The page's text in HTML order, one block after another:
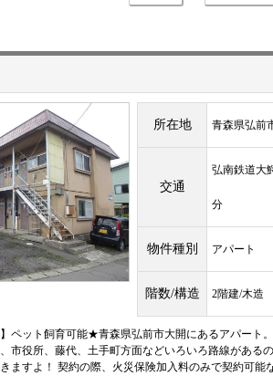
所在地 青森県弘前
交通
弘南鉄道大
分
物件種別 アパート
階数/構造 2階建/木造
】ペット飼育可能★青森県弘前市大開にあるアパート
市役所、藤代、土手町方面などいろいろ路線がある
ますよ！ 契約の際、火災保険加入料のみで契約可